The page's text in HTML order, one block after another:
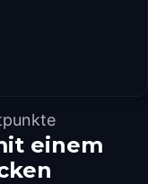
einem